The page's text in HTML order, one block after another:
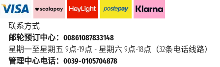
联系方式
邮轮预订中心：00861087833148
星期一至星期五 9点-19点 - 星期六 9点-18点（32条电话线路）
管理中心电话：0039-0105704878